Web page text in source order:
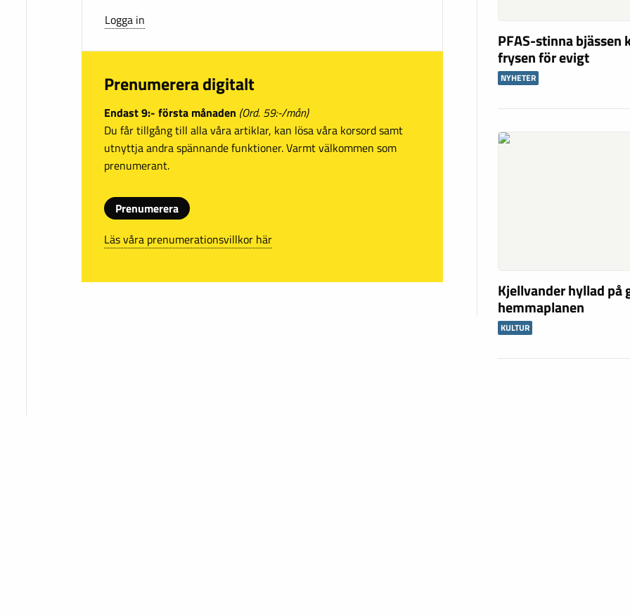
Logga in
Prenumerera digitalt
Endast 9:- första månaden (Ord. 59:-/mån)
Du får tillgång till alla våra artiklar, kan lösa våra korsord samt
utnyttja andra spännande funktioner. Varmt välkommen som
prenumerant.
Prenumerera
Läs våra prenumerationsvillkor här
PFAS-stinna bjässen
frysen för evigt
NYHETER
Kjellvander hyllad på
hemmaplanen
KULTUR